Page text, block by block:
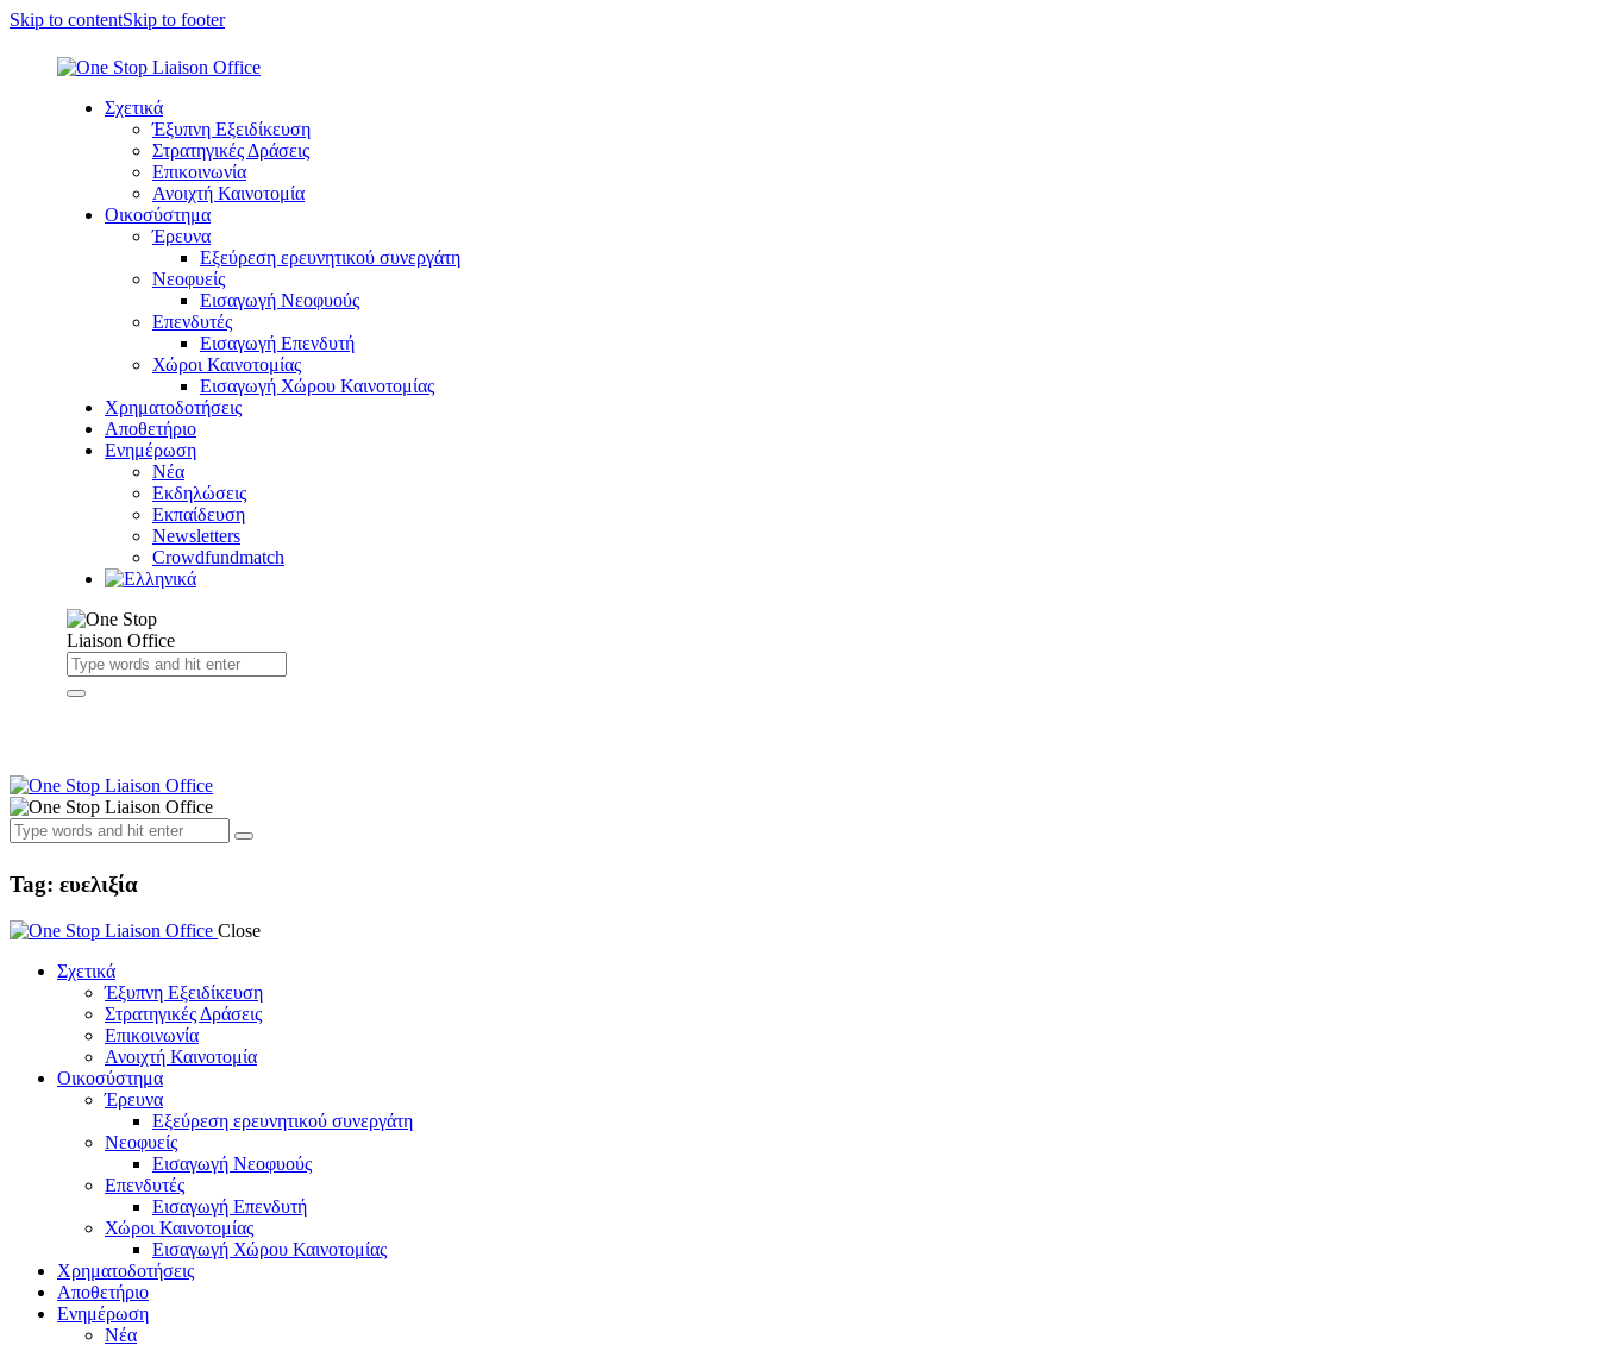
Skip to contentSkip to footer
Σχετικά
Έξυπνη Εξειδίκευση
Στρατηγικές Δράσεις
Επικοινωνία
Ανοιχτή Καινοτομία
Οικοσύστημα
Έρευνα
Εξεύρεση ερευνητικού συνεργάτη
Νεοφυείς
Εισαγωγή Νεοφυούς
Επενδυτές
Εισαγωγή Επενδυτή
Χώροι Καινοτομίας
Εισαγωγή Χώρου Καινοτομίας
Χρηματοδοτήσεις
Αποθετήριο
Ενημέρωση
Νέα
Εκδηλώσεις
Εκπαίδευση
Newsletters
Crowdfundmatch
Tag: ευελιξία
Close
Σχετικά
Έξυπνη Εξειδίκευση
Στρατηγικές Δράσεις
Επικοινωνία
Ανοιχτή Καινοτομία
Οικοσύστημα
Έρευνα
Εξεύρεση ερευνητικού συνεργάτη
Νεοφυείς
Εισαγωγή Νεοφυούς
Επενδυτές
Εισαγωγή Επενδυτή
Χώροι Καινοτομίας
Εισαγωγή Χώρου Καινοτομίας
Χρηματοδοτήσεις
Αποθετήριο
Ενημέρωση
Νέα